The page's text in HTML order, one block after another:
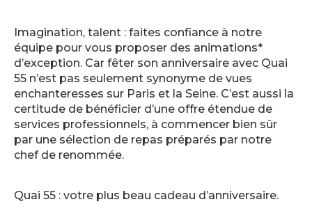
Imagination, talent : faites confiance à notre
équipe pour vous proposer des animations*
d’exception. Car fêter son anniversaire avec Quai
55 n’est pas seulement synonyme de vues
enchanteresses sur Paris et la Seine. C’est aussi la
certitude de bénéficier d’une offre étendue de
services professionnels, à commencer bien sûr
par une sélection de repas préparés par notre
chef de renommée.
Quai 55 : votre plus beau cadeau d’anniversaire.